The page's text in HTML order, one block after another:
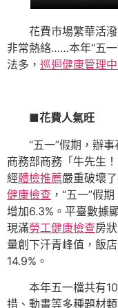
花費市場繁華活
非常熱絡……本年“五
法多， 巡迴健康管理
■花費人氣旺
“五一”假期，辦
商務部商務「牛先生
經體檢推薦嚴重破壞
健康檢查 ，“五一”假
增加6.3%。平臺數據
現滿勞工健康檢查房
量創下汗青峰值，飯
14.9%。
本年五一檔共有
措、動畫等多種題材